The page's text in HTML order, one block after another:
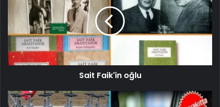
Sait Faik'in oğlu